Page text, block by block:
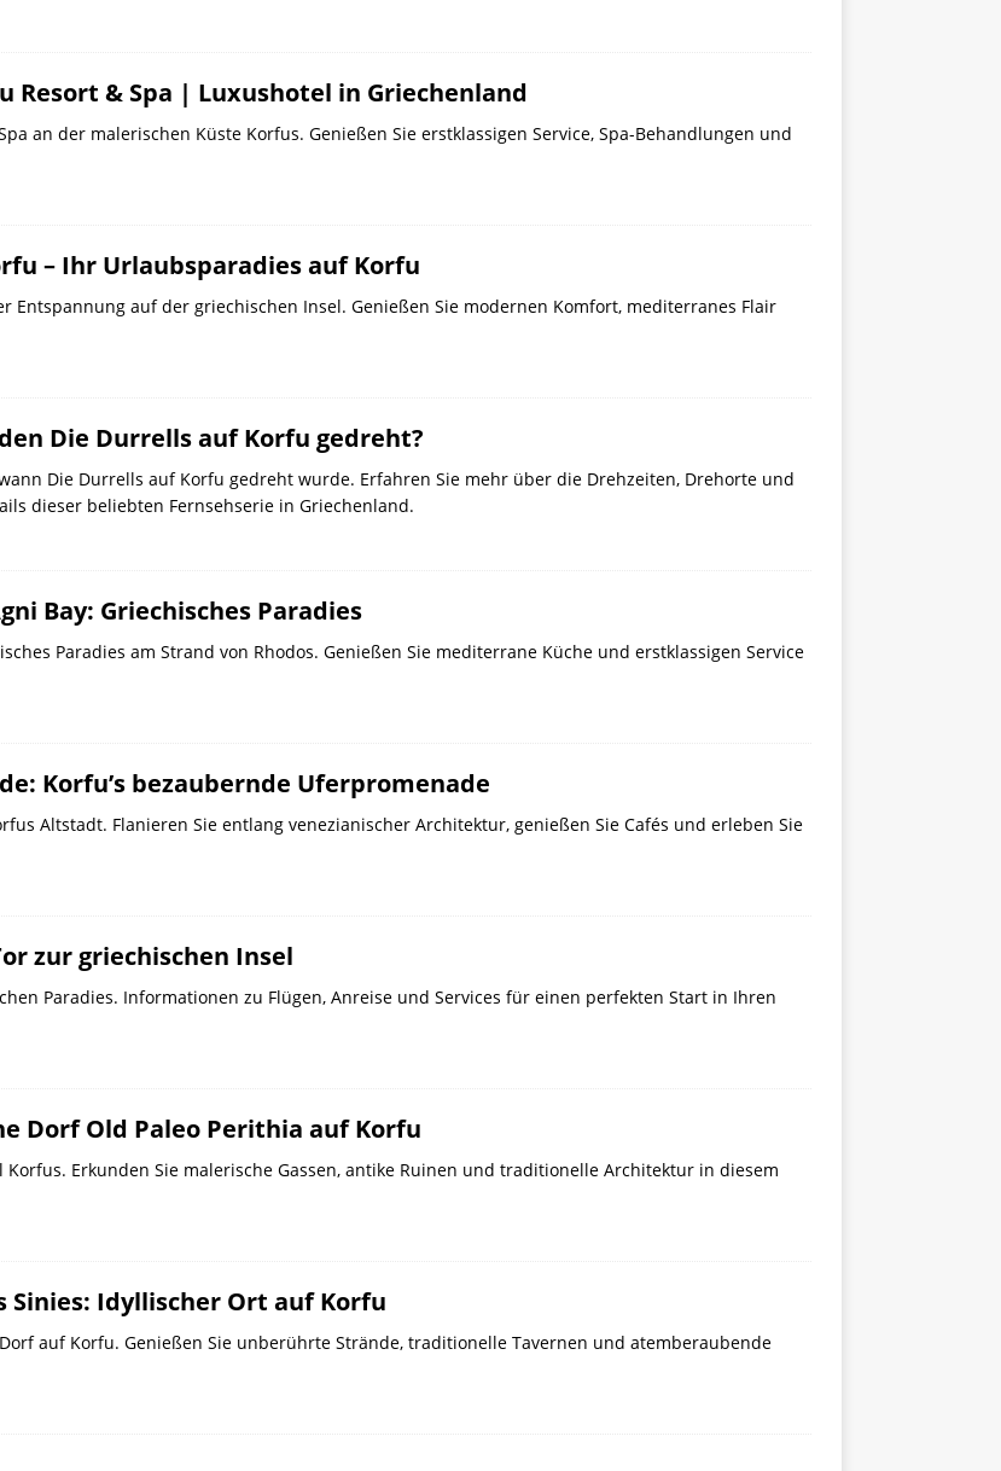
Resort & Spa | Luxushotel in Griechenland
an der malerischen Küste Korfus. Genießen Sie erstklassigen Service, Spa-Behandlungen und
– Ihr Urlaubsparadies auf Korfu
Entspannung auf der griechischen Insel. Genießen Sie modernen Komfort, mediterranes Flair
Die Durrells auf Korfu gedreht?
Die Durrells auf Korfu gedreht wurde. Erfahren Sie mehr über die Drehzeiten, Drehorte und
dieser beliebten Fernsehserie in Griechenland.
Bay: Griechisches Paradies
Paradies am Strand von Rhodos. Genießen Sie mediterrane Küche und erstklassigen Service
Korfu’s bezaubernde Uferpromenade
Altstadt. Flanieren Sie entlang venezianischer Architektur, genießen Sie Cafés und erleben Sie
zur griechischen Insel
Paradies. Informationen zu Flügen, Anreise und Services für einen perfekten Start in Ihren
Dorf Old Paleo Perithia auf Korfu
Korfus. Erkunden Sie malerische Gassen, antike Ruinen und traditionelle Architektur in diesem
Sinies: Idyllischer Ort auf Korfu
auf Korfu. Genießen Sie unberührte Strände, traditionelle Tavernen und atemberaubende